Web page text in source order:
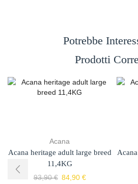
Potrebbe
Prodotti
Acana
Acana heritage adult large breed
11,4KG
93,90€ 84,90 €